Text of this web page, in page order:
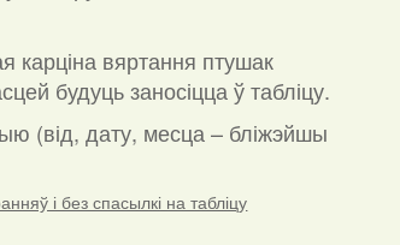
вяртання птушак
будуць заносіцца ў табліцу.
(від, дату, месца – бліжэйшы
і без спасылкі на табліцу